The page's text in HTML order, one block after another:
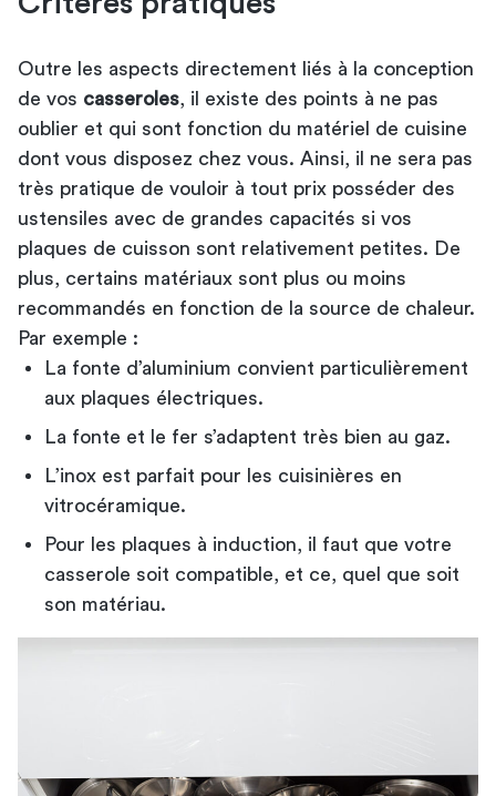
Outre les aspects directement liés à la conception
de vos casseroles , il existe des points à ne pas
oublier et qui sont fonction du matériel de cuisine
dont vous disposez chez vous. Ainsi, il ne sera pas
très pratique de vouloir à tout prix posséder des
ustensiles avec de grandes capacités si vos
plaques de cuisson sont relativement petites. De
plus, certains matériaux sont plus ou moins
recommandés en fonction de la source de chaleur.
Par exemple :
La fonte d’aluminium convient particulièrement
aux plaques électriques.
La fonte et le fer s’adaptent très bien au gaz.
L’inox est parfait pour les cuisinières en
vitrocéramique.
Pour les plaques à induction, il faut que votre
casserole soit compatible, et ce, quel que soit
son matériau.